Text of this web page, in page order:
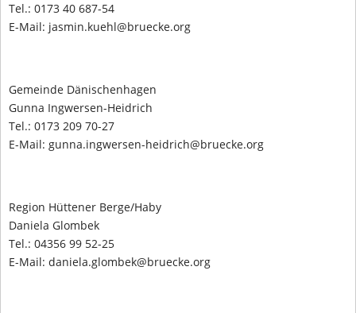
Tel.: 0173 40 687-54
E-Mail: jasmin.kuehl@bruecke.org
Gemeinde Dänischenhagen
Gunna Ingwersen-Heidrich
Tel.: 0173 209 70-27
E-Mail: gunna.ingwersen-heidrich@bruecke.org
Region Hüttener Berge/Haby
Daniela Glombek
Tel.: 04356 99 52-25
E-Mail: daniela.glombek@bruecke.org